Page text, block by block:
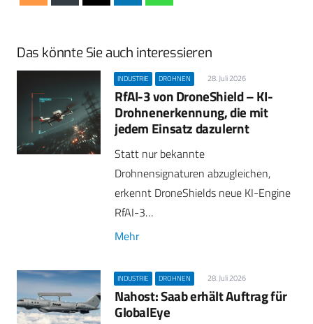
Das könnte Sie auch interessieren
INDUSTRIE DROHNEN 28. Juli 2026
RfAI-3 von DroneShield – KI-
Drohnenerkennung, die mit
jedem Einsatz dazulernt
Statt nur bekannte
Drohnensignaturen abzugleichen,
erkennt DroneShields neue KI-Engine
RfAI-3…
Mehr
INDUSTRIE DROHNEN 28. Juli 2026
Nahost: Saab erhält Auftrag für
GlobalEye